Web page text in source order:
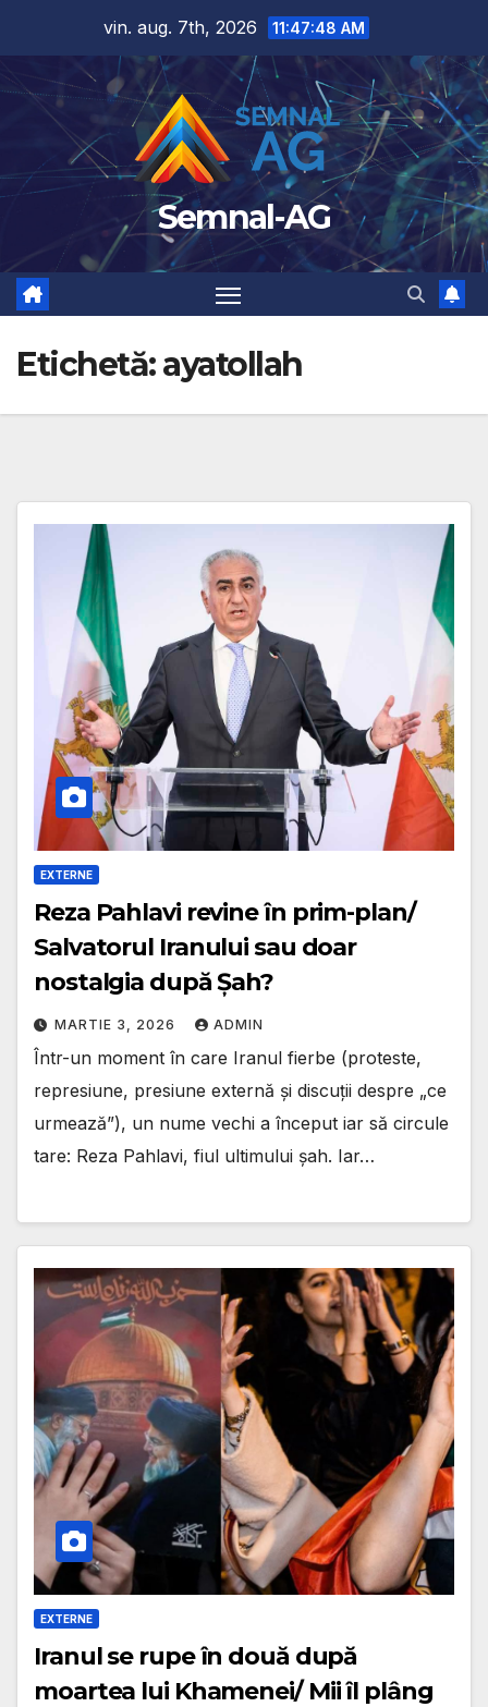
content
vin. aug. 7th, 2026 11:47:48 AM
Semnal-AG
Etichetă:ayatollah
EXTERNE
Reza Pahlavi revine în prim-plan/
Salvatorul Iranului sau doar
nostalgia după Șah?
MARTIE 3, 2026 ADMIN
Într-un moment în care Iranul fierbe (proteste,
represiune, presiune externă și discuții despre „ce
urmează”), un nume vechi a început iar să circule
tare: Reza Pahlavi, fiul ultimului șah. Iar…
EXTERNE
Iranul se rupe în două după
moartea lui Khamenei/ Mii îl plâng